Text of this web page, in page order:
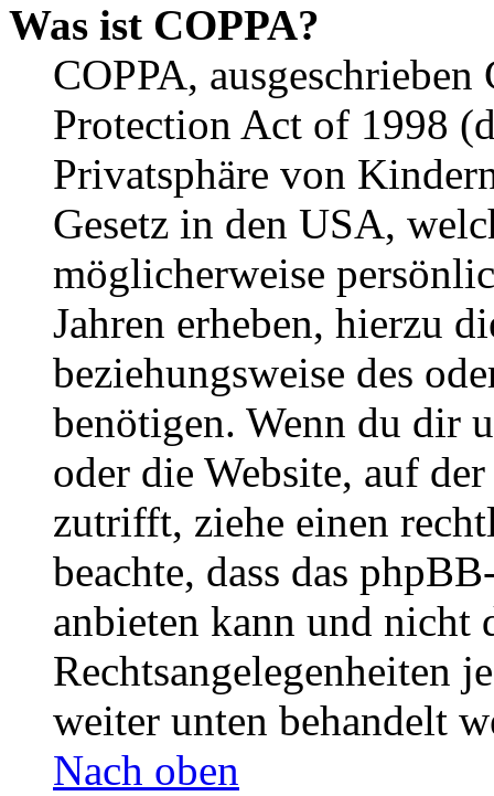
Was ist COPPA?
COPPA,
Protection Act of 1998
Privatsphäre von
Gesetz in den USA,
möglicherweise
Jahren erheben, hierzu
beziehungsweise des
benötigen. Wenn du dir
oder die Website, auf
zutrifft, ziehe einen
beachte, dass das
anbieten kann und nicht
Rechtsangelegenheiten
weiter unten behandelt
Nach oben